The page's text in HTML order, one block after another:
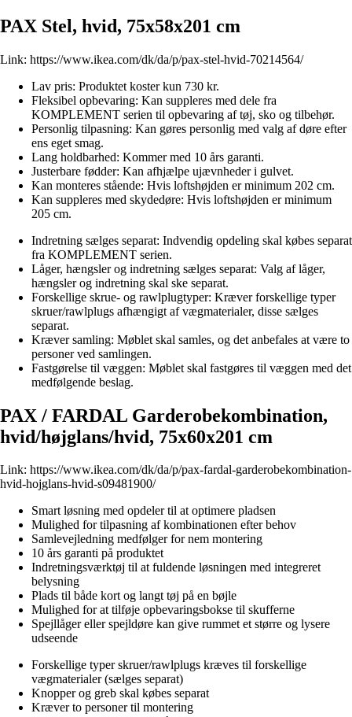
PAX Stel, hvid, 75x58x201 cm
Link: https://www.ikea.com/dk/da/p/pax-stel-hvid-70214564/
Lav pris: Produktet koster kun 730 kr.
Fleksibel opbevaring: Kan suppleres med dele fra
KOMPLEMENT serien til opbevaring af tøj, sko og tilbehør.
Personlig tilpasning: Kan gøres personlig med valg af døre efter
ens eget smag.
Lang holdbarhed: Kommer med 10 års garanti.
Justerbare fødder: Kan afhjælpe ujævnheder i gulvet.
Kan monteres stående: Hvis loftshøjden er minimum 202 cm.
Kan suppleres med skydedøre: Hvis loftshøjden er minimum
205 cm.
Indretning sælges separat: Indvendig opdeling skal købes separat
fra KOMPLEMENT serien.
Låger, hængsler og indretning sælges separat: Valg af låger,
hængsler og indretning skal ske separat.
Forskellige skrue- og rawlplugtyper: Kræver forskellige typer
skruer/rawlplugs afhængigt af vægmaterialer, disse sælges
separat.
Kræver samling: Møblet skal samles, og det anbefales at være to
personer ved samlingen.
Fastgørelse til væggen: Møblet skal fastgøres til væggen med det
medfølgende beslag.
PAX / FARDAL Garderobekombination,
hvid/højglans/hvid, 75x60x201 cm
Link: https://www.ikea.com/dk/da/p/pax-fardal-garderobekombination-
hvid-hojglans-hvid-s09481900/
Smart løsning med opdeler til at optimere pladsen
Mulighed for tilpasning af kombinationen efter behov
Samlevejledning medfølger for nem montering
10 års garanti på produktet
Indretningsværktøj til at fuldende løsningen med integreret
belysning
Plads til både kort og langt tøj på en bøjle
Mulighed for at tilføje opbevaringsbokse til skufferne
Spejllåger eller spejldøre kan give rummet et større og lysere
udseende
Forskellige typer skruer/rawlplugs kræves til forskellige
vægmaterialer (sælges separat)
Knopper og greb skal købes separat
Kræver to personer til montering